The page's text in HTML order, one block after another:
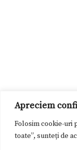
Apreciem
Folosim cookie-uri
toate”, sunteți de